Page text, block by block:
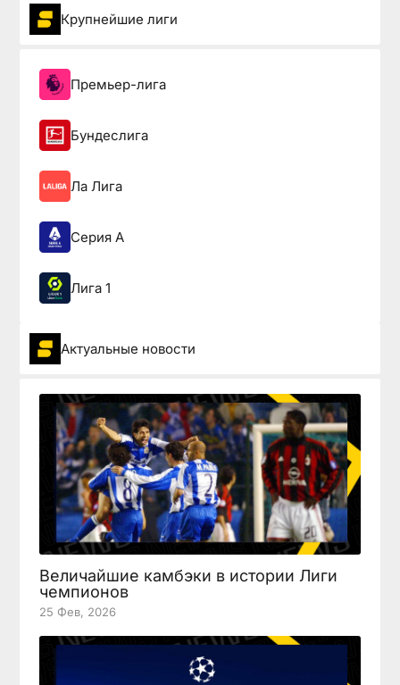
Крупнейшие лиги
Премьер-лига
Бундеслига
Ла Лига
Серия А
Лига 1
Актуальные новости
Величайшие камбэки в истории Лиги
чемпионов
25 Фев, 2026